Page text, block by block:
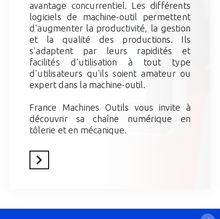
avantage concurrentiel. Les différents
logiciels de machine-outil permettent
d'augmenter la productivité, la gestion
et la qualité des productions. Ils
s'adaptent par leurs rapidités et
facilités d'utilisation à tout type
d'utilisateurs qu'ils soient amateur ou
expert dans la machine-outil.
France Machines Outils vous invite à
découvrir sa chaîne numérique en
tôlerie et en mécanique.
En savoir plus